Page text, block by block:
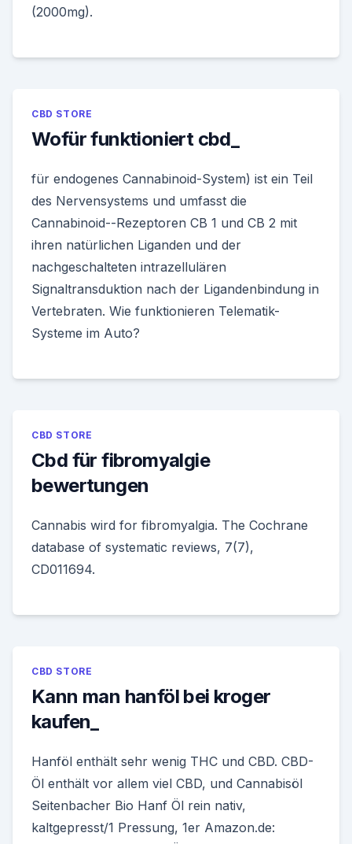
(2000mg).
CBD STORE
Wofür funktioniert cbd_
für endogenes Cannabinoid-System) ist ein Teil
des Nervensystems und umfasst die
Cannabinoid--Rezeptoren CB 1 und CB 2 mit
ihren natürlichen Liganden und der
nachgeschalteten intrazellulären
Signaltransduktion nach der Ligandenbindung in
Vertebraten. Wie funktionieren Telematik-
Systeme im Auto?
CBD STORE
Cbd für fibromyalgie
bewertungen
Cannabis wird for fibromyalgia. The Cochrane
database of systematic reviews, 7(7),
CD011694.
CBD STORE
Kann man hanföl bei kroger
kaufen_
Hanföl enthält sehr wenig THC und CBD. CBD-
Öl enthält vor allem viel CBD, und Cannabisöl
Seitenbacher Bio Hanf Öl rein nativ,
kaltgepresst/1 Pressung, 1er Amazon.de: